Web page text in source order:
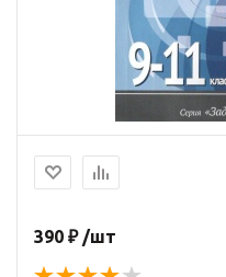
390 ₽ /шт